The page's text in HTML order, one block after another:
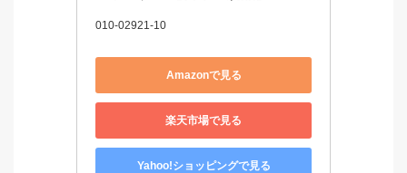
010-02921-10
Amazonで見る
楽天市場で見る
Yahoo!ショッピングで見る